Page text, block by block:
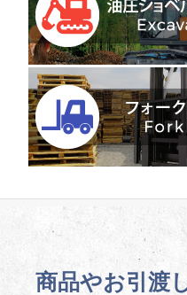
商品やお引渡